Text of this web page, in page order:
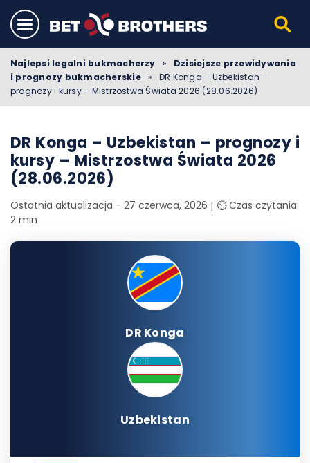
Najlepsi legalni bukmacherzy »
Dzisiejsze przewidywania
i prognozy bukmacherskie
»
DR Konga – Uzbekistan –
prognozy i kursy – Mistrzostwa Świata 2026 (28.06.2026)
DR Konga – Uzbekistan – prognozy i
kursy – Mistrzostwa Świata 2026
(28.06.2026)
Ostatnia aktualizacja - 27 czerwca, 2026
⏲️ Czas czytania:
2 min
DR Konga
Uzbekistan